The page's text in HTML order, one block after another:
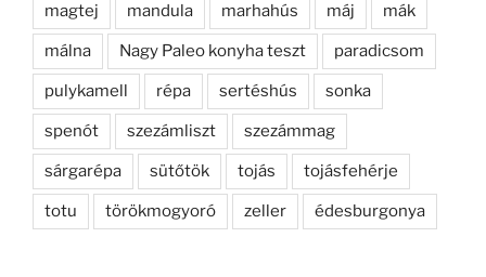
magtej mandula marhahús máj mák
málna Nagy Paleo konyha teszt paradicsom
pulykamell répa sertéshús sonka
spenót szezámliszt szezámmag
sárgarépa sütőtök tojás tojásfehérje
totu törökmogyoró zeller édesburgonya